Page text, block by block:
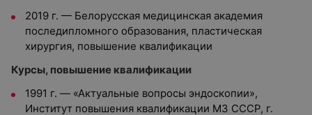
2019 г. — Белорусская медицинская академия
последипломного образования, пластическая
хирургия, повышение квалификации
Курсы, повышение квалификации
1991 г. — «Актуальные вопросы эндоскопии»,
Институт повышения квалификации МЗ СССР, г.